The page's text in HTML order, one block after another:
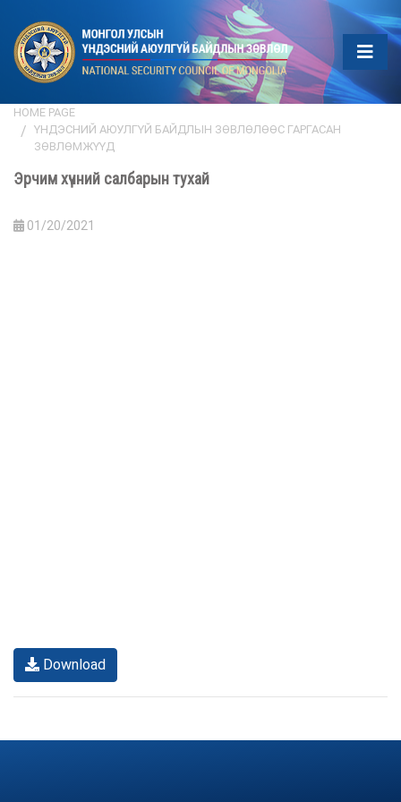
HOME PAGE
ҮНДЭСНИЙ АЮУЛГҮЙ БАЙДЛЫН ЗӨВЛӨЛӨӨС ГАРГАСАН
ЗӨВЛӨМЖҮҮД
Эрчим хүчний салбарын тухай
01/20/2021
Download